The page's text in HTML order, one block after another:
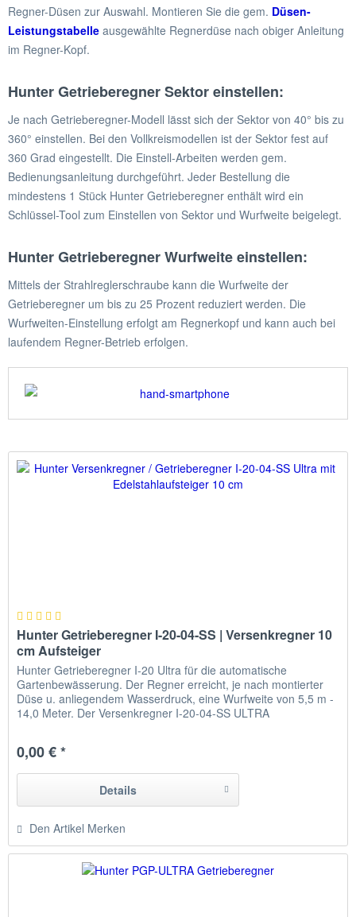
Regner-Düsen zur Auswahl. Montieren Sie die gem. Düsen-
Leistungstabelle ausgewählte Regnerdüse nach obiger Anleitung
im Regner-Kopf.
Hunter Getrieberegner Sektor einstellen:
Je nach Getrieberegner-Modell lässt sich der Sektor von 40° bis zu
360° einstellen. Bei den Vollkreismodellen ist der Sektor fest auf
360 Grad eingestellt. Die Einstell-Arbeiten werden gem.
Bedienungsanleitung durchgeführt. Jeder Bestellung die
mindestens 1 Stück Hunter Getrieberegner enthält wird ein
Schlüssel-Tool zum Einstellen von Sektor und Wurfweite beigelegt.
Hunter Getrieberegner Wurfweite einstellen:
Mittels der Strahlreglerschraube kann die Wurfweite der
Getrieberegner um bis zu 25 Prozent reduziert werden. Die
Wurfweiten-Einstellung erfolgt am Regnerkopf und kann auch bei
laufendem Regner-Betrieb erfolgen.
Hunter Getrieberegner I-20-04-SS | Versenkregner 10
cm Aufsteiger
Hunter Getrieberegner I-20 Ultra für die automatische
Gartenbewässerung. Der Regner erreicht, je nach montierter
Düse u. anliegendem Wasserdruck, eine Wurfweite von 5,5 m -
14,0 Meter. Der Versenkregner I-20-04-SS ULTRA
von mittelgroßen u. großen Grünflächen...
0,00 € *
Details
Den Artikel Merken